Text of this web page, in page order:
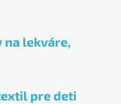
na lekváre,
pre deti